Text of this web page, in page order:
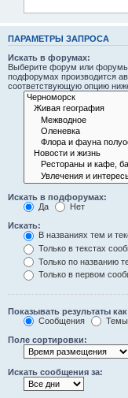
ПАРАМЕТРЫ ЗАПРОСА
Искать в форумах:
Выберите форум или
подфорумах производится
соответствующую опцию
Искать в подфорумах:
Да
Нет
Искать:
В названиях тем и
Только в текстах
Только по названию
Только в первом
Показывать результаты
Сообщения
Темы
Поле сортировки:
Искать сообщения за: